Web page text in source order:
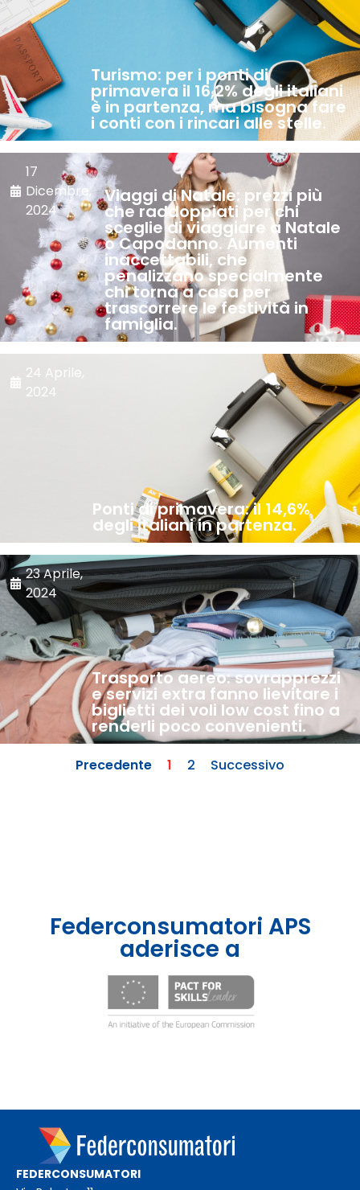
Turismo: per i ponti di
primavera il 16,2% degli italiani
è in partenza, ma bisogna fare
i conti con i rincari alle stelle.
17
Dicembre,
2024
Viaggi di Natale: prezzi più
che raddoppiati per chi
sceglie di viaggiare a Natale
o Capodanno. Aumenti
inaccettabili, che
penalizzano specialmente
chi torna a casa per
trascorrere le festività in
famiglia.
24 Aprile,
2024
Ponti di primavera: il 14,6%
degli italiani in partenza.
23 Aprile,
2024
Trasporto aereo: sovrapprezzi
e servizi extra fanno lievitare i
biglietti dei voli low cost fino a
renderli poco convenienti.
Precedente 1 2 Successivo
Federconsumatori APS
aderisce a
FEDERCONSUMATORI